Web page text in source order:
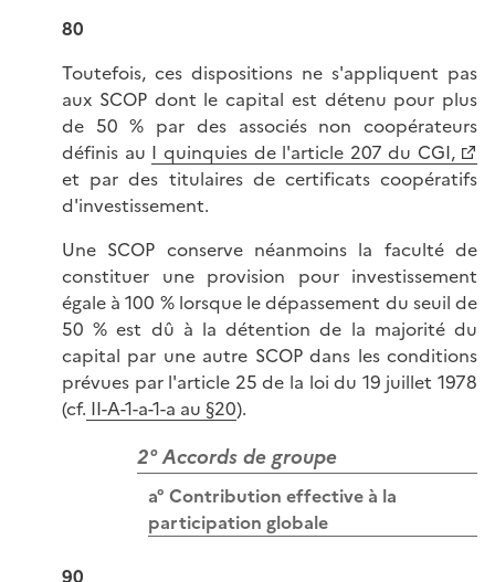
80
Toutefois, ces dispositions ne s'appliquent pas
aux SCOP dont le capital est détenu pour plus
de 50 % par des associés non coopérateurs
définis au I quinquies de l'article 207 du CGI,
et par des titulaires de certificats coopératifs
d'investissement.
Une SCOP conserve néanmoins la faculté de
constituer une provision pour investissement
égale à 100 % lorsque le dépassement du seuil de
50 % est dû à la détention de la majorité du
capital par une autre SCOP dans les conditions
prévues par l'article 25 de la loi du 19 juillet 1978
(cf. II-A-1-a-1-a au §20).
2° Accords de groupe
a° Contribution effective à la
participation globale